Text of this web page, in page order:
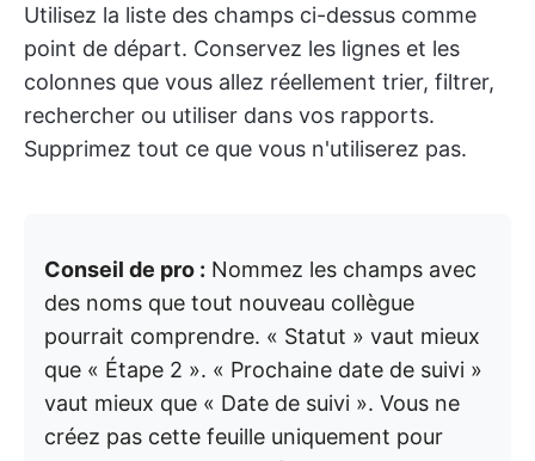
Utilisez la liste des champs ci-dessus comme
point de départ. Conservez les lignes et les
colonnes que vous allez réellement trier, filtrer,
rechercher ou utiliser dans vos rapports.
Supprimez tout ce que vous n'utiliserez pas.
Conseil de pro : Nommez les champs avec
des noms que tout nouveau collègue
pourrait comprendre. « Statut » vaut mieux
que « Étape 2 ». « Prochaine date de suivi »
vaut mieux que « Date de suivi ». Vous ne
créez pas cette feuille uniquement pour